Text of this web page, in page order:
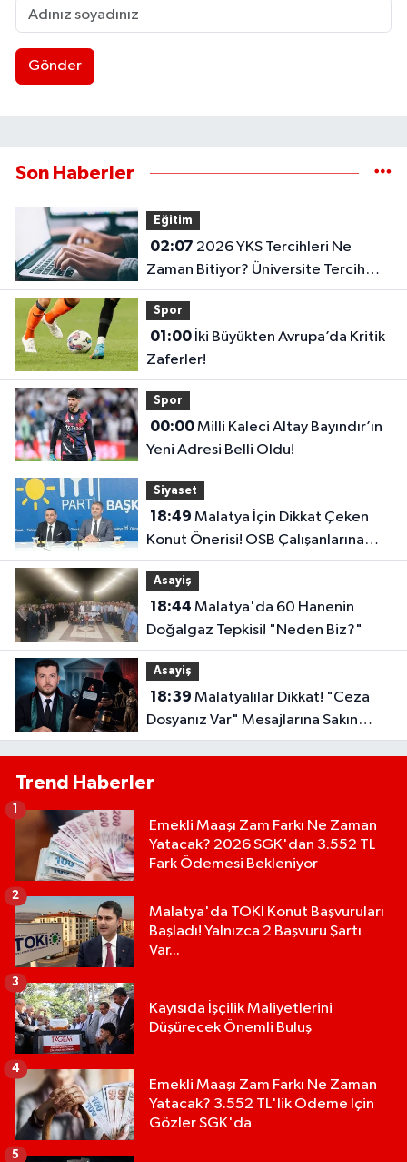
Gönder
Son Haberler
Eğitim
02:07
Zaman Bitiyor? Üniversite Tercih
Sonuçları Açıklandı Mı?
Spor
01:00İki Büyükten Avrupa’da Kritik
Zaferler!
Spor
00:00Milli Kaleci Altay Bayındır’ın
Yeni Adresi Belli Oldu!
Siyaset
18:49
Konut Önerisi! OSB Çalışanlarına
Faizsiz Ev Çağrısı..
Asayiş
18:44
Doğalgaz Tepkisi! "Neden Biz?"
Asayiş
18:39
Dosyanız Var" Mesajlarına Sakın
Kanmayın
Trend Haberler
Emekli Maaşı Zam Farkı Ne Zaman
Yatacak? 2026 SGK'dan 3.552 TL
Fark Ödemesi Bekleniyor
1
Malatya'da TOKİ Konut Başvuruları
Başladı! Yalnızca 2 Başvuru Şartı
Var...
2
Kayısıda İşçilik Maliyetlerini
Düşürecek Önemli Buluş
3
Emekli Maaşı Zam Farkı Ne Zaman
Yatacak? 3.552 TL'lik Ödeme İçin
Gözler SGK'da
4
5